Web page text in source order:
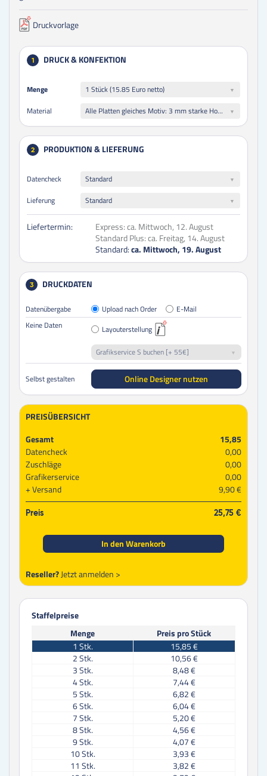
Druckvorlage
1 DRUCK & KONFEKTION
Menge 1 Stück (15.85 Euro netto)
Menge
Material Alle Platten gleiches Motiv: 3 mm starke Hohlkammerplatte (Wellenstruktur) weiß
2 PRODUKTION & LIEFERUNG
Datencheck
Standard
Lieferung
Standard
Liefertermin: Express:ca. Mittwoch, 12. August
Standard Plus:ca. Freitag, 14. August
Standard:ca. Mittwoch, 19. August
3 DRUCKDATEN
Datenübergabe Upload nach Order
E-Mail
Keine Daten
Layouterstellung
Grafikservice S buchen [+ 55€]
Selbst gestalten Online Designer nutzen
PREISÜBERSICHT
Gesamt
15,85
Datencheck
0,00
Zuschläge
0,00
Grafikerservice
0,00
Versand
9,90 €
Preis 25,75 €
In den Warenkorb
Reseller?Jetzt anmelden >
Staffelpreise
Menge
Preis pro Stück
1 Stk.
15,85 €
2Stk.
10,56 €
3Stk.
8,48 €
4Stk.
7,44 €
5Stk.
6,82 €
6Stk.
6,04 €
7Stk.
5,20 €
8Stk.
4,56 €
9Stk.
4,07 €
10Stk.
3,93 €
11 Stk.
3,82 €